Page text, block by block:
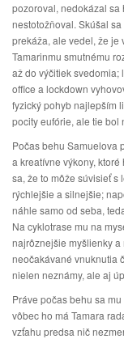
pozoroval, nedokázal sa
nestotožňoval. Skúšal
prekáža, ale vedel, že je
Tamarinmu smutnému
až do výčitiek svedomia;
office a lockdown
fyzický pohyb najlepším
pocity eufórie, ale tie bol
Počas behu Samuelova
a kreatívne výkony,
sa, že to môže súvisieť s
rýchlejšie a silnejšie;
náhle samo od seba,
Na cyklotrase mu na
najrôznejšie myšlienky
neočakávané vnuknutia
nielen neznámy, ale aj
Práve počas behu sa
vôbec ho má Tamara
vzťahu predsa nič